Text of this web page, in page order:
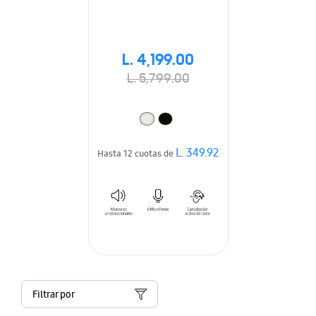
L. 4,199.00
L. 5,799.00
Hasta 12 cuotas deL. 349.92
Filtrar por